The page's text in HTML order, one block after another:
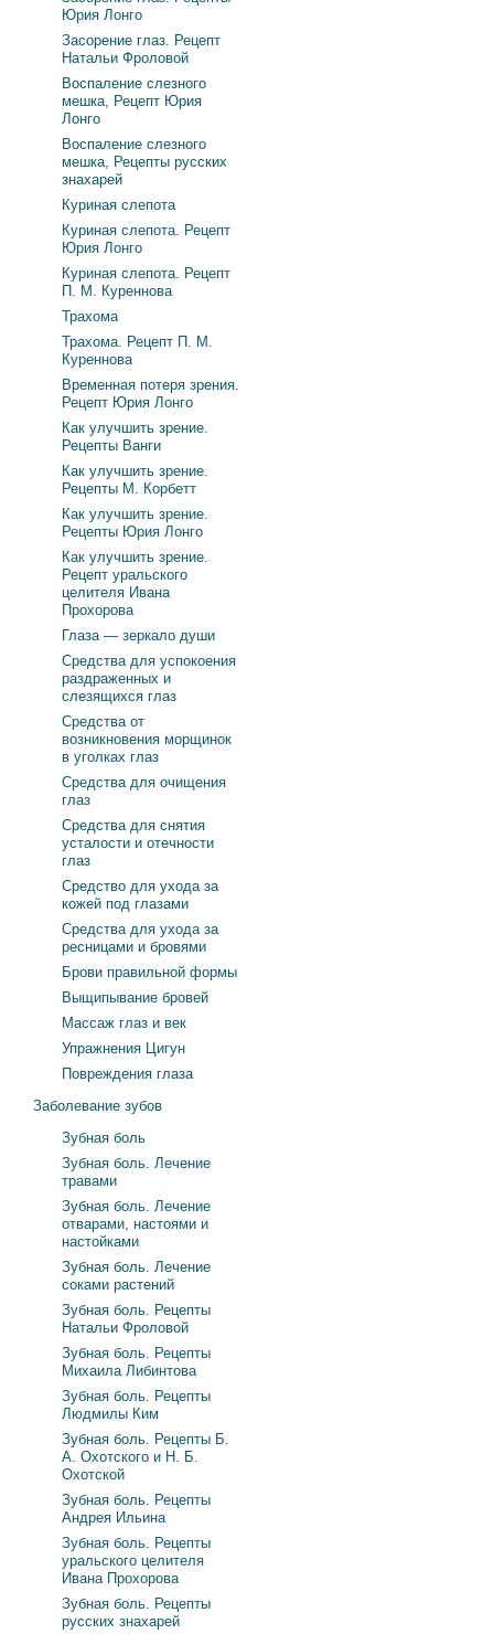
Юрия Лонго
Засорение глаз. Рецепт
Натальи Фроловой
Воспаление слезного
мешка, Рецепт Юрия
Лонго
Воспаление слезного
мешка, Рецепты русских
знахарей
Куриная слепота
Куриная слепота. Рецепт
Юрия Лонго
Куриная слепота. Рецепт
П. М. Куреннова
Трахома
Трахома. Рецепт П. М.
Куреннова
Временная потеря зрения.
Рецепт Юрия Лонго
Как улучшить зрение.
Рецепты Ванги
Как улучшить зрение.
Рецепты М. Корбетт
Как улучшить зрение.
Рецепты Юрия Лонго
Как улучшить зрение.
Рецепт уральского
целителя Ивана
Прохорова
Глаза — зеркало души
Средства для успокоения
раздраженных и
слезящихся глаз
Средства от
возникновения морщинок
в уголках глаз
Средства для очищения
глаз
Средства для снятия
усталости и отечности
глаз
Средство для ухода за
кожей под глазами
Средства для ухода за
ресницами и бровями
Брови правильной формы
Выщипывание бровей
Массаж глаз и век
Упражнения Цигун
Повреждения глаза
Заболевание зубов
Зубная боль
Зубная боль. Лечение
травами
Зубная боль. Лечение
отварами, настоями и
настойками
Зубная боль. Лечение
соками растений
Зубная боль. Рецепты
Натальи Фроловой
Зубная боль. Рецепты
Михаила Либинтова
Зубная боль. Рецепты
Людмилы Ким
Зубная боль. Рецепты Б.
А. Охотского и Н. Б.
Охотской
Зубная боль. Рецепты
Андрея Ильина
Зубная боль. Рецепты
уральского целителя
Ивана Прохорова
Зубная боль. Рецепты
русских знахарей